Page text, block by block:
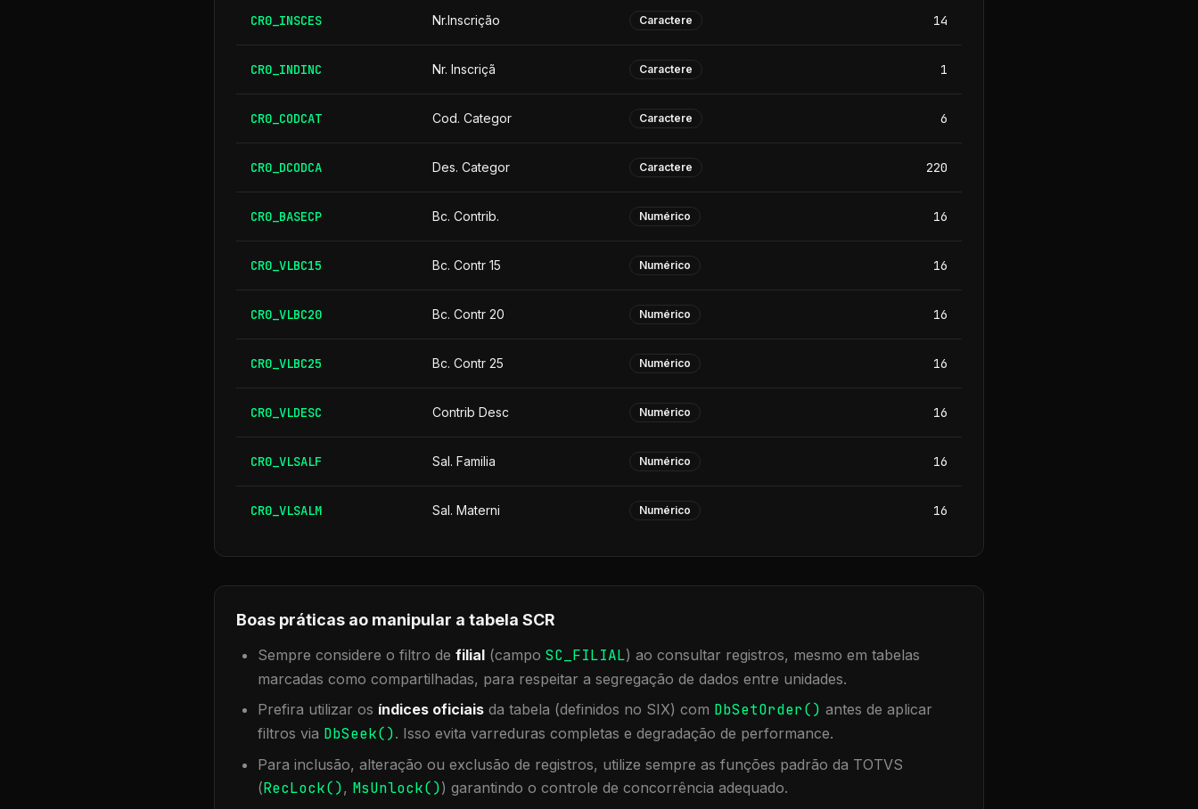
CR0_INSCES Nr.Inscrição Caractere 14
CR0_INDINC Nr. Inscriçã Caractere 1
CR0_CODCAT Cod. Categor Caractere 6
CR0_DCODCA Des. Categor Caractere 220
CR0_BASECP Bc. Contrib. Numérico 16
CR0_VLBC15 Bc. Contr 15 Numérico 16
CR0_VLBC20 Bc. Contr 20 Numérico 16
CR0_VLBC25 Bc. Contr 25 Numérico 16
CR0_VLDESC Contrib Desc Numérico 16
CR0_VLSALF Sal. Familia Numérico 16
CR0_VLSALM Sal. Materni Numérico 16
Boas práticas ao manipular a tabela SCR
Sempre considere o filtro de filial (campo SC_FILIAL) ao consultar registros, mesmo em tabelas
marcadas como compartilhadas, para respeitar a segregação de dados entre unidades.
Prefira utilizar os índices oficiais da tabela (definidos no SIX) com DbSetOrder() antes de aplicar
filtros via DbSeek(). Isso evita varreduras completas e degradação de performance.
Para inclusão, alteração ou exclusão de registros, utilize sempre as funções padrão da TOTVS
(RecLock(), MsUnlock()) garantindo o controle de concorrência adequado.